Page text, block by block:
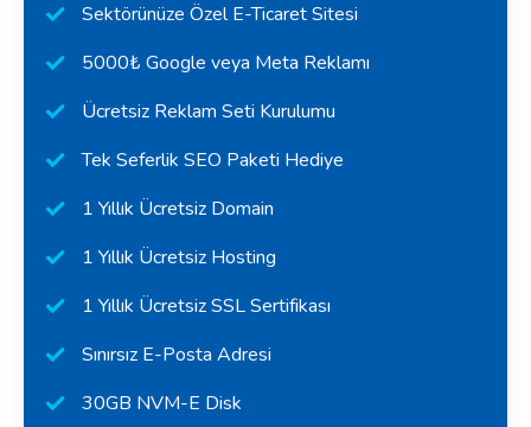
Sektörünüze Özel E-Ticaret Sitesi
5000₺ Google veya Meta Reklamı
Ücretsiz Reklam Seti Kurulumu
Tek Seferlik SEO Paketi Hediye
1 Yıllık Ücretsiz Domain
1 Yıllık Ücretsiz Hosting
1 Yıllık Ücretsiz SSL Sertifikası
Sınırsız E-Posta Adresi
30GB NVM-E Disk